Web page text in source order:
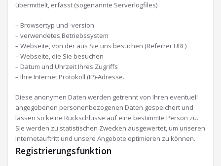
übermittelt, erfasst (sogenannte Serverlogfiles):
– Browsertyp und -version
– verwendetes Betriebssystem
– Webseite, von der aus Sie uns besuchen (Referrer URL)
– Webseite, die Sie besuchen
– Datum und Uhrzeit Ihres Zugriffs
– Ihre Internet Protokoll (IP)-Adresse.
Diese anonymen Daten werden getrennt von Ihren eventuell
angegebenen personenbezogenen Daten gespeichert und
lassen so keine Rückschlüsse auf eine bestimmte Person zu.
Sie werden zu statistischen Zwecken ausgewertet, um unseren
Internetauftritt und unsere Angebote optimieren zu können.
Registrierungsfunktion